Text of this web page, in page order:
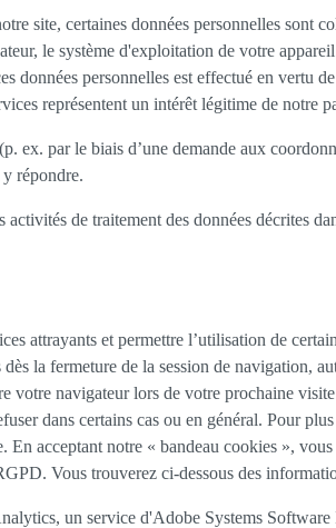
site, certaines données personnelles sont
le système d'exploitation de votre
données personnelles est effectué en vertu
représentent un intérêt légitime de notre
ex. par le biais d’une demande aux
répondre.
de traitement des données décrites
attrayants et permettre l’utilisation de
la fermeture de la session de navigation,
votre navigateur lors de votre prochaine
dans certains cas ou en général. Pour
En acceptant notre « bandeau cookies »,
Vous trouverez ci-dessous des
un service d'Adobe Systems